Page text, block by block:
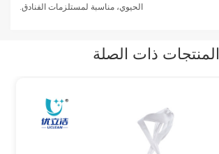
الحيوي، مناسبة لمستلزمات الفنادق.
المنتجات ذات الصلة